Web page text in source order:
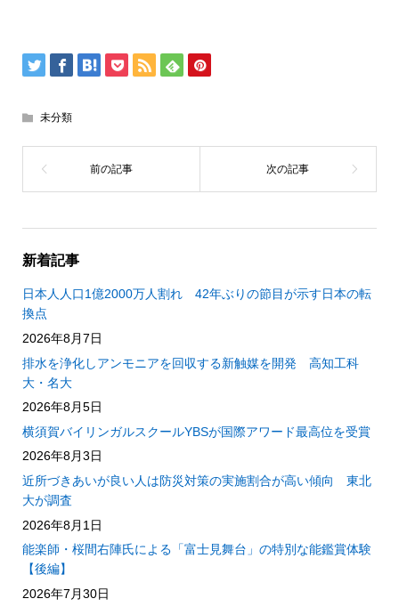
未分類
新着記事
日本人人口1億2000万人割れ 42年ぶりの節目が示す日本の転
換点
2026年8月7日
排水を浄化しアンモニアを回収する新触媒を開発 高知工科
大・名大
2026年8月5日
横須賀バイリンガルスクールYBSが国際アワード最高位を受賞
2026年8月3日
近所づきあいが良い人は防災対策の実施割合が高い傾向 東北
大が調査
2026年8月1日
能楽師・桜間右陣氏による「富士見舞台」の特別な能鑑賞体験
【後編】
2026年7月30日